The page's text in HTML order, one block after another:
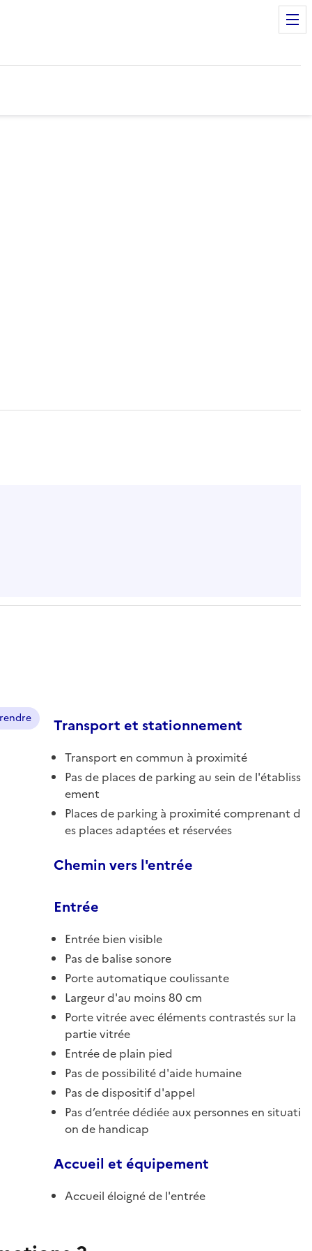
Transport et stationnement
Transport en commun à proximité
Pas de places de parking au sein de l'établiss
ement
Places de parking à proximité comprenant d
es places adaptées et réservées
Chemin vers l'entrée
Entrée
Entrée bien visible
Pas de balise sonore
Porte automatique coulissante
Largeur d'au moins 80 cm
Porte vitrée avec éléments contrastés sur la
partie vitrée
Entrée de plain pied
Pas de possibilité d'aide humaine
Pas de dispositif d'appel
Pas d’entrée dédiée aux personnes en situati
on de handicap
Accueil et équipement
Accueil éloigné de l'entrée